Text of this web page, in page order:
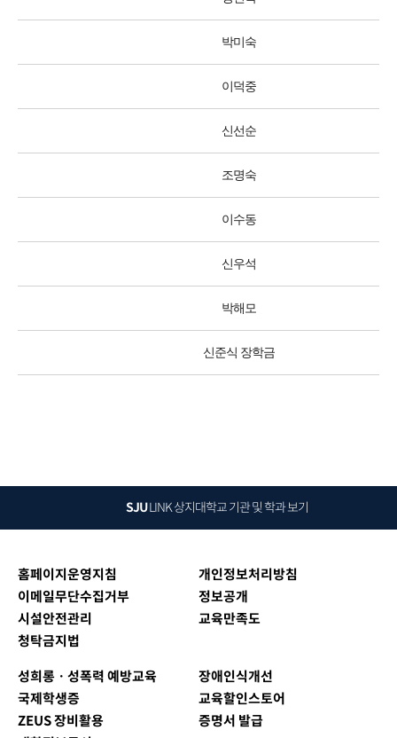
박미숙
이덕중
신선순
조명숙
이수동
신우석
박해모
신준식 장학금
SJULINK상지대학교 기관 및 학과 보기
홈페이지운영지침
개인정보처리방침
이메일무단수집거부
정보공개
시설안전관리
교육만족도
청탁금지법
성희롱ㆍ성폭력 예방교육
장애인식개선
국제학생증
교육할인스토어
ZEUS 장비활용
증명서 발급